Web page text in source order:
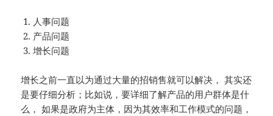
人事问题
产品问题
增长问题
增长之前一直以为通过大量的招销售就可以解决， 其实还
是要仔细分析；比如说，要详细了解产品的用户群体是什
么， 如果是政府为主体，因为其效率和工作模式的问题，